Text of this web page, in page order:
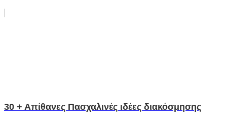
30 + Απίθανες Πασχαλινές ιδέες διακόσμησης